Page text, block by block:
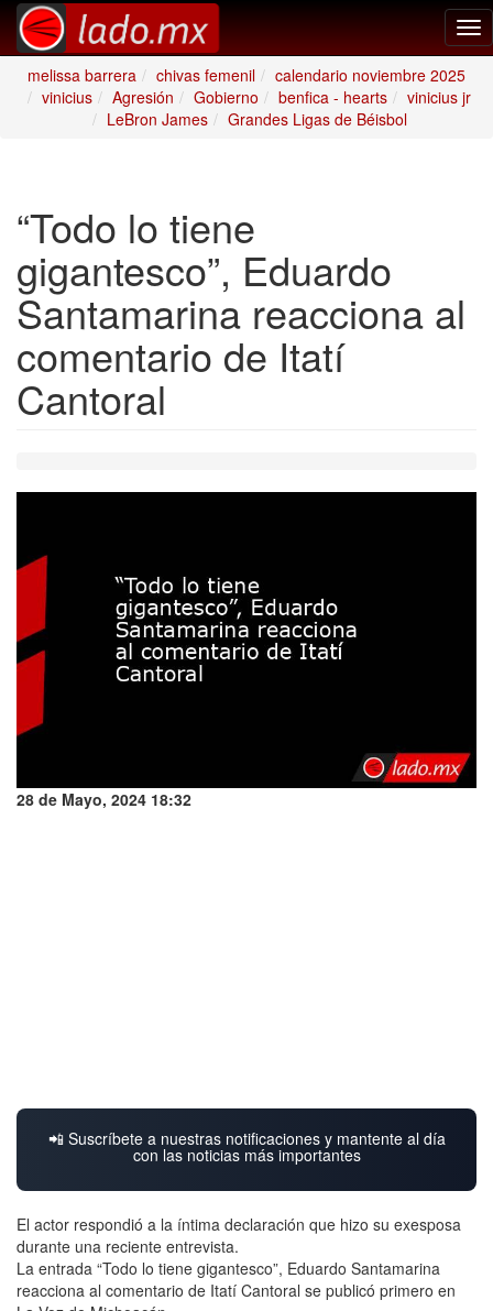
melissa barrera
chivas femenil
calendario noviembre 2025
vinicius
Agresión Gobierno benfica - hearts
vinicius jr
LeBron James
Grandes Ligas de Béisbol
“Todo lo tiene
gigantesco”, Eduardo
Santamarina reacciona al
comentario de Itatí
Cantoral
28 de Mayo, 2024 18:32
📲 Suscríbete a nuestras notificaciones y mantente al día
con las noticias más importantes
El actor respondió a la íntima declaración que hizo su exesposa
durante una reciente entrevista.
La entrada “Todo lo tiene gigantesco”, Eduardo Santamarina
reacciona al comentario de Itatí Cantoral se publicó primero en